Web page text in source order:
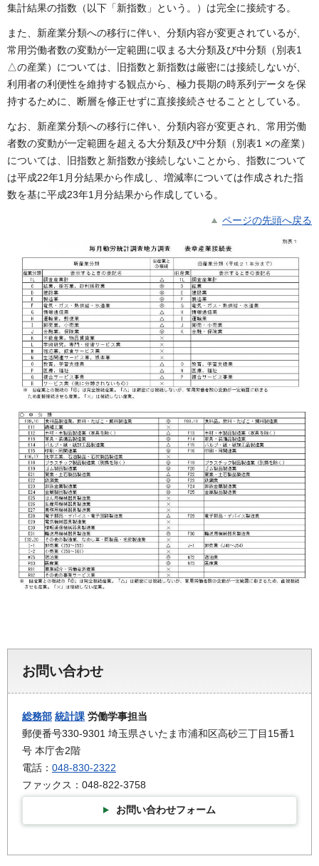
集計結果の指数（以下「新指数」という。）は完全に接続する。
また、新産業分類への移行に伴い、分類内容が変更されているが、
常用労働者数の変動が一定範囲に収まる大分類及び中分類（別表1
△の産業）については、旧指数と新指数は厳密には接続しないが、
利用者の利便性を維持する観点から、極力長期の時系列データを保
持するために、断層を修正せずに直接接続させることとしている。
なお、新産業分類への移行に伴い、分類内容が変更され、常用労働
者数の変動が一定範囲を超える大分類及び中分類（別表1 ×の産業）
については、旧指数と新指数が接続しないことから、指数について
は平成22年1月分結果から作成し、増減率については作成された指
数を基に平成23年1月分結果から作成している。
ページの先頭へ戻る
お問い合わせ
総務部 統計課 労働学事担当
郵便番号330-9301 埼玉県さいたま市浦和区高砂三丁目15番1
号 本庁舎2階
電話： 048-830-2322
ファックス：048-822-3758
お問い合わせフォーム